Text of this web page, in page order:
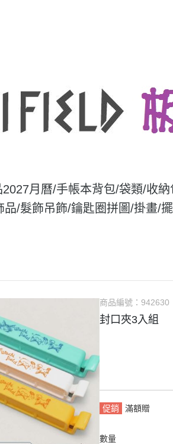
2027月曆/手帳本背包/袋類/收
品/髮飾吊飾/鑰匙圈拼圖/掛畫/
商品編號： 942630
封口夾3入組
促銷 滿額贈
數量